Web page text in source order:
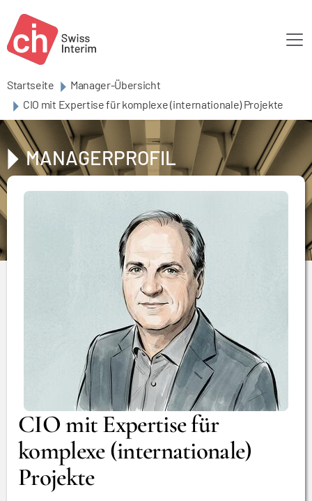
Startseite
Manager-Übersicht
CIO mit Expertise für komplexe (internationale) Projekte
MANAGERPROFIL
CIO mit Expertise für
komplexe (internationale)
Projekte